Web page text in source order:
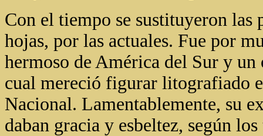
Con el tiempo se sustituyeron las
hojas, por las actuales. Fue por
hermoso de América del Sur y
cual mereció figurar litografiado
Nacional. Lamentablemente, su
daban gracia y esbeltez, según